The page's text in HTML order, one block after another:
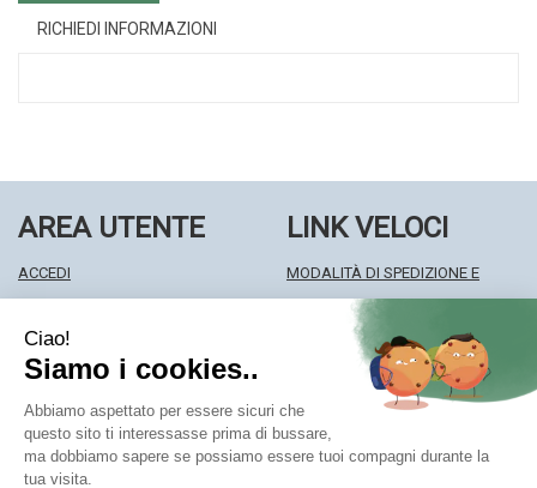
RICHIEDI INFORMAZIONI
AREA UTENTE
ACCEDI
WISHLIST
ISCRIZIONE ALLA NEWSLETTER
LINK VELOCI
MODALITÀ DI SPEDIZIONE E
MODALITÀ DI PAGAMENTO
INFORMATIVA PRIVACY
CONDIZIONI DI VENDITA
Farmacia Centrale Srl